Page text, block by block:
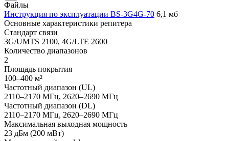
Файлы
Инструкция по эксплуатации BS-3G4G-70 6,1 мб
Основные характеристики репитера
Стандарт связи
3G/UMTS 2100, 4G/LTE 2600
Количество диапазонов
2
Площадь покрытия
100–400 м²
Частотный диапазон (UL)
2110–2170 МГц, 2620–2690 МГц
Частотный диапазон (DL)
2110–2170 МГц, 2620–2690 МГц
Максимальная выходная мощность
23 дБм (200 мВт)